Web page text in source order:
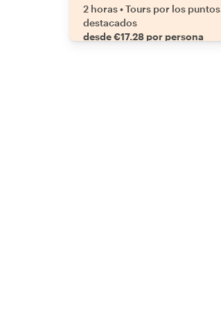
2 horas•Tours por los puntos
destacados
desde €17.28 por persona